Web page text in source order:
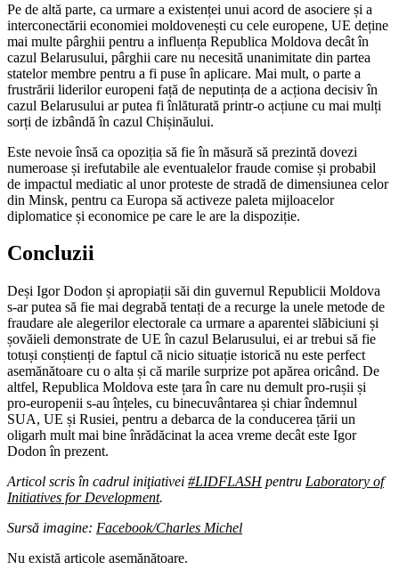
Pe de altă parte, ca urmare a existenței unui acord de asociere și a
interconectării economiei moldovenești cu cele europene, UE deține
mai multe pârghii pentru a influența Republica Moldova decât în
cazul Belarusului, pârghii care nu necesită unanimitate din partea
statelor membre pentru a fi puse în aplicare. Mai mult, o parte a
frustrării liderilor europeni față de neputința de a acționa decisiv în
cazul Belarusului ar putea fi înlăturată printr-o acțiune cu mai mulți
sorți de izbândă în cazul Chișinăului.
Este nevoie însă ca opoziția să fie în măsură să prezintă dovezi
numeroase și irefutabile ale eventualelor fraude comise și probabil
de impactul mediatic al unor proteste de stradă de dimensiunea celor
din Minsk, pentru ca Europa să activeze paleta mijloacelor
diplomatice și economice pe care le are la dispoziție.
Concluzii
Deși Igor Dodon și apropiații săi din guvernul Republicii Moldova
s-ar putea să fie mai degrabă tentați de a recurge la unele metode de
fraudare ale alegerilor electorale ca urmare a aparentei slăbiciuni și
șovăieli demonstrate de UE în cazul Belarusului, ei ar trebui să fie
totuși conștienți de faptul că nicio situație istorică nu este perfect
asemănătoare cu o alta și că marile surprize pot apărea oricând. De
altfel, Republica Moldova este țara în care nu demult pro-rușii și
pro-europenii s-au înțeles, cu binecuvântarea și chiar îndemnul
SUA, UE și Rusiei, pentru a debarca de la conducerea țării un
oligarh mult mai bine înrădăcinat la acea vreme decât este Igor
Dodon în prezent.
Articol scris în cadrul iniţiativei #LIDFLASHpentru Laboratory of
Initiatives for Development.
Sursă imagine: Facebook/Charles Michel
Nu există articole asemănătoare.